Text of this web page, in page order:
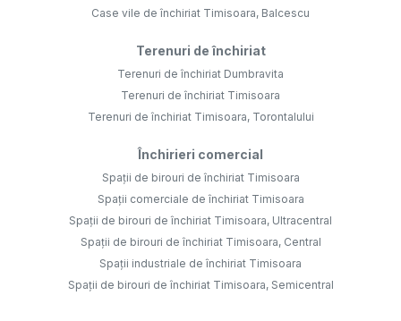
Case vile de închiriat Timisoara, Balcescu
Terenuri de închiriat
Terenuri de închiriat Dumbravita
Terenuri de închiriat Timisoara
Terenuri de închiriat Timisoara, Torontalului
Închirieri comercial
Spații de birouri de închiriat Timisoara
Spații comerciale de închiriat Timisoara
Spații de birouri de închiriat Timisoara, Ultracentral
Spații de birouri de închiriat Timisoara, Central
Spații industriale de închiriat Timisoara
Spații de birouri de închiriat Timisoara, Semicentral